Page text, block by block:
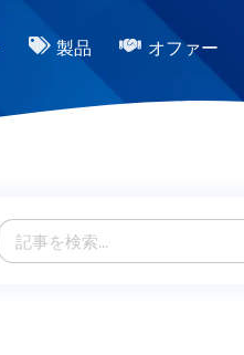
製品 オファー